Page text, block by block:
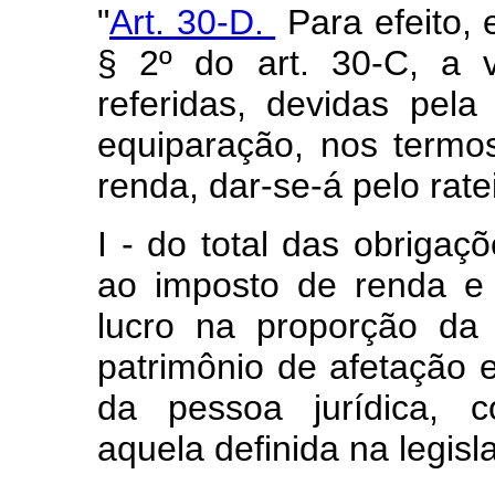
"Art. 30-D.
Para efeito,
§ 2º do art. 30-C, a
referidas, devidas
equiparação, nos
renda, dar-se-á pelo
I - do total das
ao imposto de renda
lucro na proporção
patrimônio de afetação
da pessoa jurídica,
aquela definida na